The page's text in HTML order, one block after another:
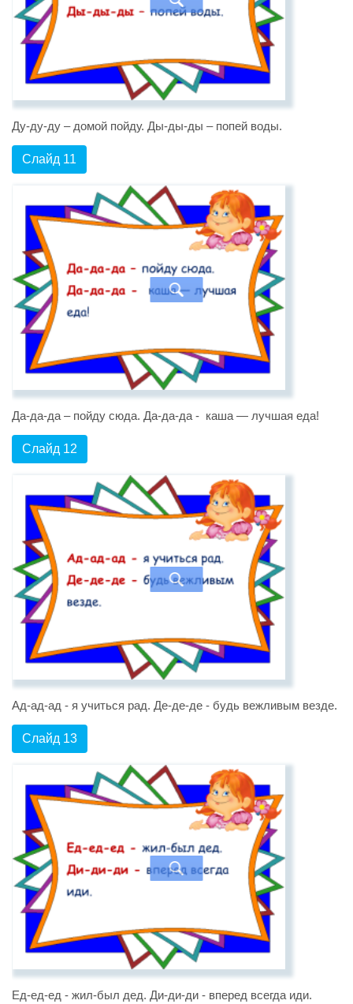
Ду-ду-ду – домой пойду. Ды-ды-ды – попей воды.
Слайд 11
Да-да-да – пойду сюда. Да-да-да - каша — лучшая еда!
Слайд 12
Ад-ад-ад - я учиться рад. Де-де-де - будь вежливым везде.
Слайд 13
Ед-ед-ед - жил-был дед. Ди-ди-ди - вперед всегда иди.